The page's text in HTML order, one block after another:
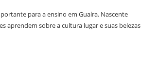
para a ensino em Guaíra. Nascente
aprendem sobre a cultura lugar e suas belezas